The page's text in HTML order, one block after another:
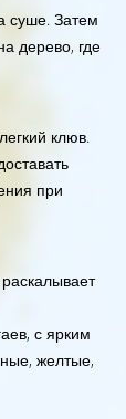
суше. Затем
дерево, где
клюв.
при
с ярким
желтые,